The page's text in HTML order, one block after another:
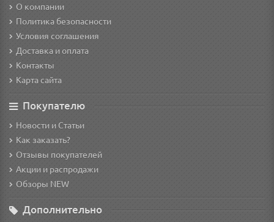
О компании
Политика безопасности
Условия соглашения
Доставка и оплата
Контакты
Карта сайта
Покупателю
Новости и Статьи
Как заказать?
Отзывы покупателей
Акции и распродажи
Обзоры NEW
Дополнительно